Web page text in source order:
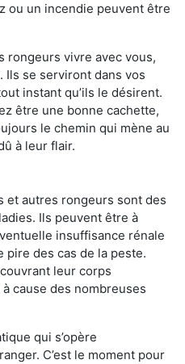
ou un incendie peuvent être
rongeurs vivre avec vous,
Ils se serviront dans vos
instant qu’ils le désirent.
être une bonne cachette,
le chemin qui mène au
à leur flair.
et autres rongeurs sont des
Ils peuvent être à
insuffisance rénale
pire des cas de la peste.
leur corps
cause des nombreuses
qui s’opère
C’est le moment pour